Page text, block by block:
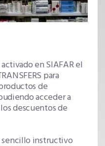
en SIAFAR el
para
de
acceder a
descuentos de
sencillo instructivo